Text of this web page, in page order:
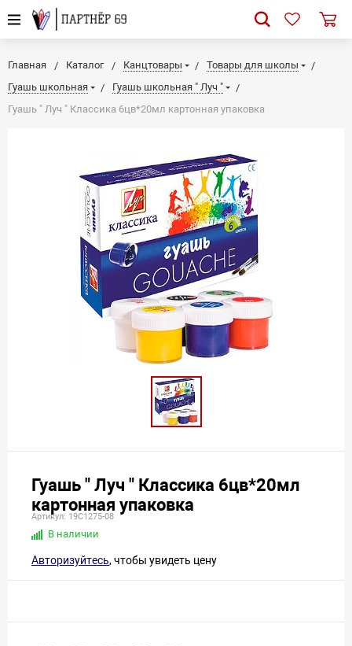
Главная Каталог Канцтовары
Товары для школы
Гуашь школьная
Гуашь школьная " Луч "
Гуашь " Луч " Классика 6цв*20мл картонная упаковка
Гуашь " Луч " Классика 6цв*20мл
картонная упаковка
Артикул: 19С1275-08
В наличии
Авторизуйтесь, чтобы увидеть цену